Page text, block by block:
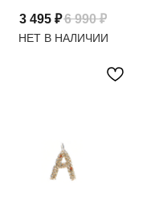
3 495 ₽6 990 ₽